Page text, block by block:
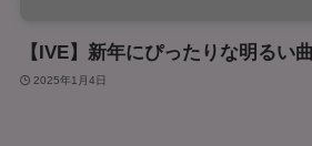
【IVE】新年にぴったりな明るい
2025年1月4日